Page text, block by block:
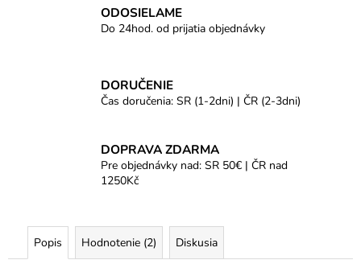
ODOSIELAME
Do 24hod. od prijatia objednávky
DORUČENIE
Čas doručenia: SR (1-2dni) | ČR (2-3dni)
DOPRAVA ZDARMA
Pre objednávky nad: SR 50€ | ČR nad
1250Kč
Popis Hodnotenie (2) Diskusia